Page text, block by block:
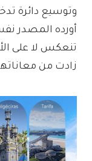
وتوسيع دائرة
أورده المصدر
تنعكس لا على
زادت من